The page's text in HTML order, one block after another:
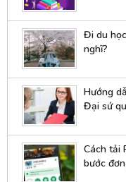
Đi du
nghĩ?
Hướng
Đại sứ
Cách tải
bước